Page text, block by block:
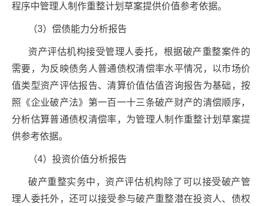
程序中管理人制作重整计划草案提供价值参考依据。
（3）偿债能力分析报告
资产评估机构接受管理人委托，根据破产重整案件的
需要，为反映债务人普通债权清偿率水平情况，以市场价
值类型资产评估报告、清算价值估值咨询报告为基础，按
照《企业破产法》第一百一十三条破产财产的清偿顺序，
分析估算普通债权清偿率，为管理人制作重整计划草案提
供参考依据。
（4）投资价值分析报告
破产重整实务中，资产评估机构除了可以接受破产管
理人委托外，还可以接受参与破产重整潜在投资人、债权